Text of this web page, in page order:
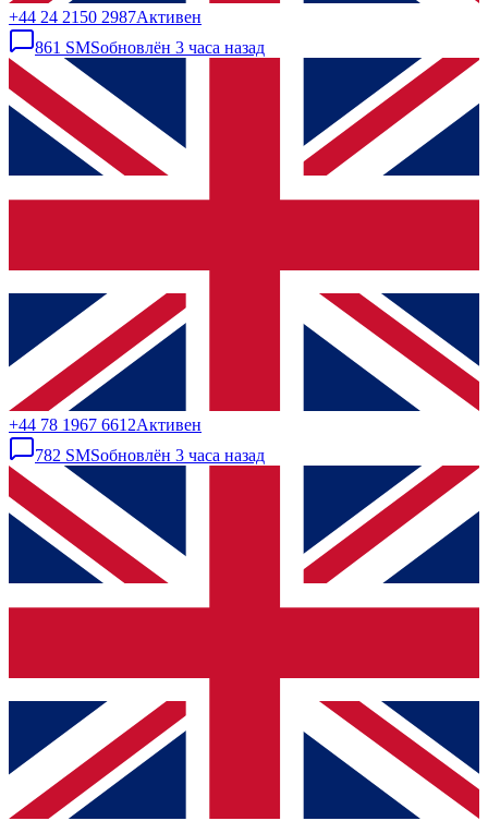
+44 24 2150 2987Активен
861 SMSобновлён 3 часа назад
+44 78 1967 6612Активен
782 SMSобновлён 3 часа назад